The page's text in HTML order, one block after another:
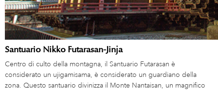
Santuario Nikko Futarasan-Jinja
Centro di culto della montagna, il Santuario Futarasan è
considerato un ujigamisama, è considerato un guardiano della
zona. Questo santuario divinizza il Monte Nantaisan, un magnifico